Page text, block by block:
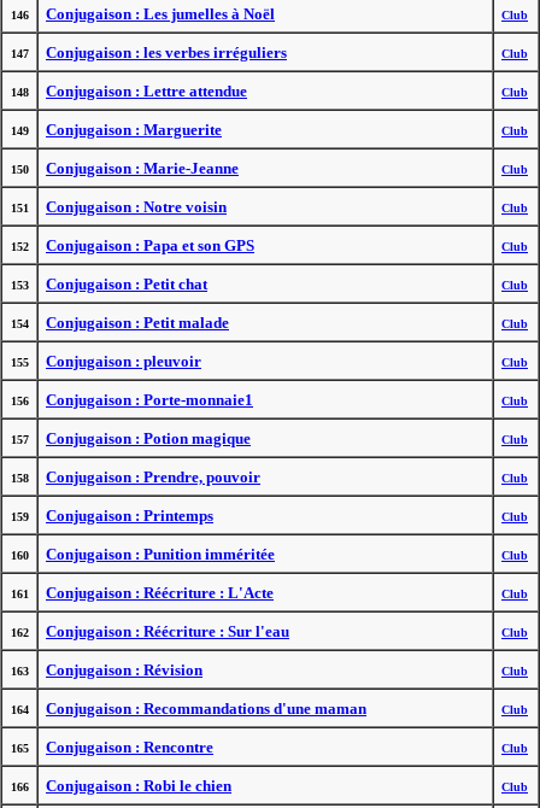
146 Conjugaison : Les jumelles à Noël Club
147 Conjugaison : les verbes irréguliers Club
148 Conjugaison : Lettre attendue Club
149 Conjugaison : Marguerite Club
150 Conjugaison : Marie-Jeanne Club
151 Conjugaison : Notre voisin Club
152 Conjugaison : Papa et son GPS Club
153 Conjugaison : Petit chat Club
154 Conjugaison : Petit malade Club
155 Conjugaison : pleuvoir Club
156 Conjugaison : Porte-monnaie1 Club
157 Conjugaison : Potion magique Club
158 Conjugaison : Prendre, pouvoir Club
159 Conjugaison : Printemps Club
160 Conjugaison : Punition imméritée Club
161 Conjugaison : Réécriture : L'Acte Club
162 Conjugaison : Réécriture : Sur l'eau Club
163 Conjugaison : Révision Club
164 Conjugaison : Recommandations d'une maman Club
165 Conjugaison : Rencontre Club
166 Conjugaison : Robi le chien Club